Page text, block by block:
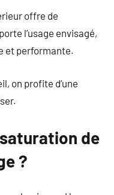
offre de
l’usage envisagé,
et performante.
on profite d’une
de
?